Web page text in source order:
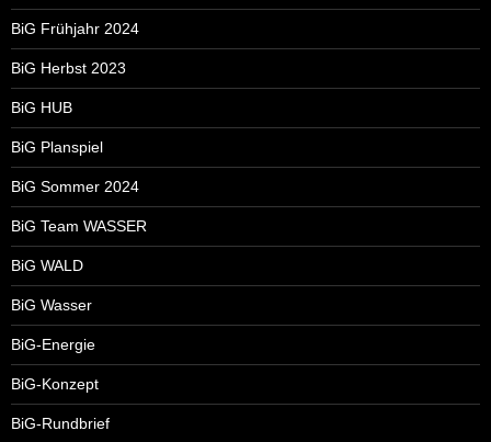
BiG Frühjahr 2024
BiG Herbst 2023
BiG HUB
BiG Planspiel
BiG Sommer 2024
BiG Team WASSER
BiG WALD
BiG Wasser
BiG-Energie
BiG-Konzept
BiG-Rundbrief